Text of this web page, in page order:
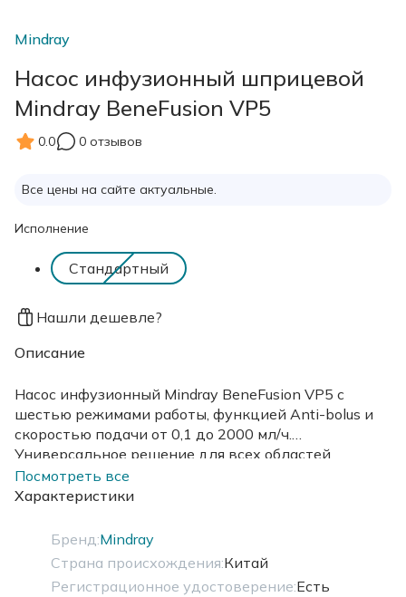
Mindray
Насос инфузионный шприцевой
Mindray BeneFusion VP5
0.0 0 отзывов
Все цены на сайте актуальные.
Исполнение
Стандартный
Нашли дешевле?
Описание
Насос инфузионный Mindray BeneFusion VP5 с
шестью режимами работы, функцией Anti-bolus и
скоростью подачи от 0,1 до 2000 мл/ч.
Универсальное решение для всех областей
клинического применения благодаря
исчерпывающей функциональности.
Посмотреть все
Характеристики
Бренд:Mindray
Страна происхождения:Китай
Регистрационное удостоверение:Есть